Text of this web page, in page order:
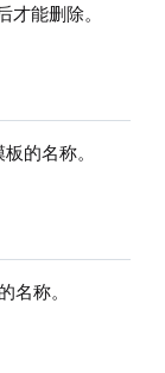
才能删除。
的名称。
称。